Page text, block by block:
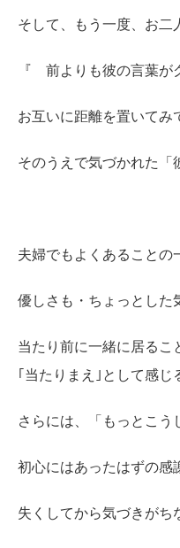
そして、もう一度、お二
『 前よりも彼の言葉が
お互いに距離を置いてみ
そのうえで気づかれた
夫婦でもよくあることの
優しさも・ちょっとした
当たり前に一緒に居るこ
｢当たりまえ｣として感じ
さらには、「もっとこ
初心にはあったはずの感
失くしてから気づきがち